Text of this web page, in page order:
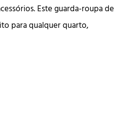
Este guarda-roupa de
para qualquer quarto,